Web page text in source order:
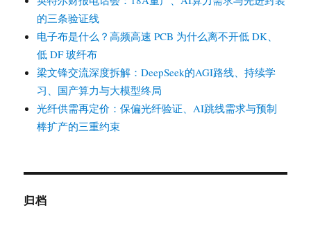
的三条验证线
电子布是什么？高频高速 PCB 为什么离不开低 DK、
低 DF 玻纤布
梁文锋交流深度拆解：DeepSeek的AGI路线、持续学
习、国产算力与大模型终局
光纤供需再定价：保偏光纤验证、AI跳线需求与预制
棒扩产的三重约束
归档